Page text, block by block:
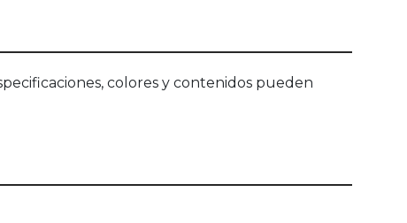
colores y contenidos pueden